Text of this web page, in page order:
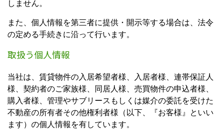
しません。
また、個人情報を第三者に提供・開示等する場合は、法令
の定める手続きに沿って行います。
取扱う個人情報
当社は、賃貸物件の入居希望者様、入居者様、連帯保証人
様、契約者のご家族様、同居人様、売買物件の申込者様、
購入者様、管理やサブリースもしくは媒介の委託を受けた
不動産の所有者その他権利者様（以下、『お客様』といい
ます）の個人情報を有しています。